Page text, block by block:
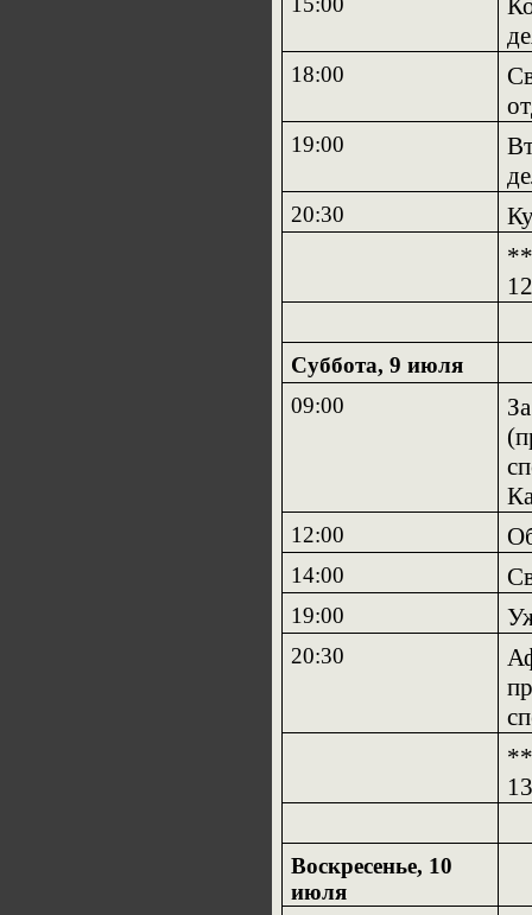
18:00
19:00
20:30
**
Суббота, 9 июля
09:00
12:00
14:00
19:00
20:30
**
Воскресенье, 10
июля